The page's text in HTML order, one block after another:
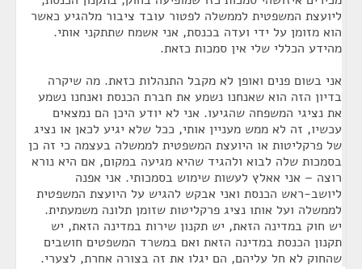
ליועצת המשפטית לממשלה לפטור עובד ציבור מלהגיע כאשר
הוא מזומן על ידי ועדה בכנסת, אני אשמח שתתקני אותי.
מהידע הכללי שלי אין סמכות כזאת.
אני בשום פנים ואופן לא מקבל התנהלות כזאת. מה שיקרה
בדיון הזה הוא שאנחנו נשמע את חברת הכנסת ואנחנו נשמע
את נציגי המשפחה שהגיעו. אני לא יודע היכן הם נמצאים
עכשיו, זה לא ממש מעניין אותי, ככל שלא יגיע לכאן או נציג
של פרקליטות או היועצת המשפטית לממשלה בעצמה כי זה כן
בסמכות שלה לבוא ולהגיד שהיא מגיעה במקום, אם היא נורא
רוצה – אני אאלץ לעשות שימוש בסמכותי. אני אפנה
ליושב-ראש הכנסת ואני אבקש להגיש על היועצת המשפטית
לממשלה ועל אותו נציג פרקליטות שזומן תלונה משמעתית.
יש חוק במדינה הזאת, יש תקנון שירות במדינה הזאת, יש
תקנון הכנסת במדינה הזאת ואם במשרד המשפטים חושבים
שהחוק לא חל עליהם, הם יגלו את זה בצורה אחרת, לצערי.